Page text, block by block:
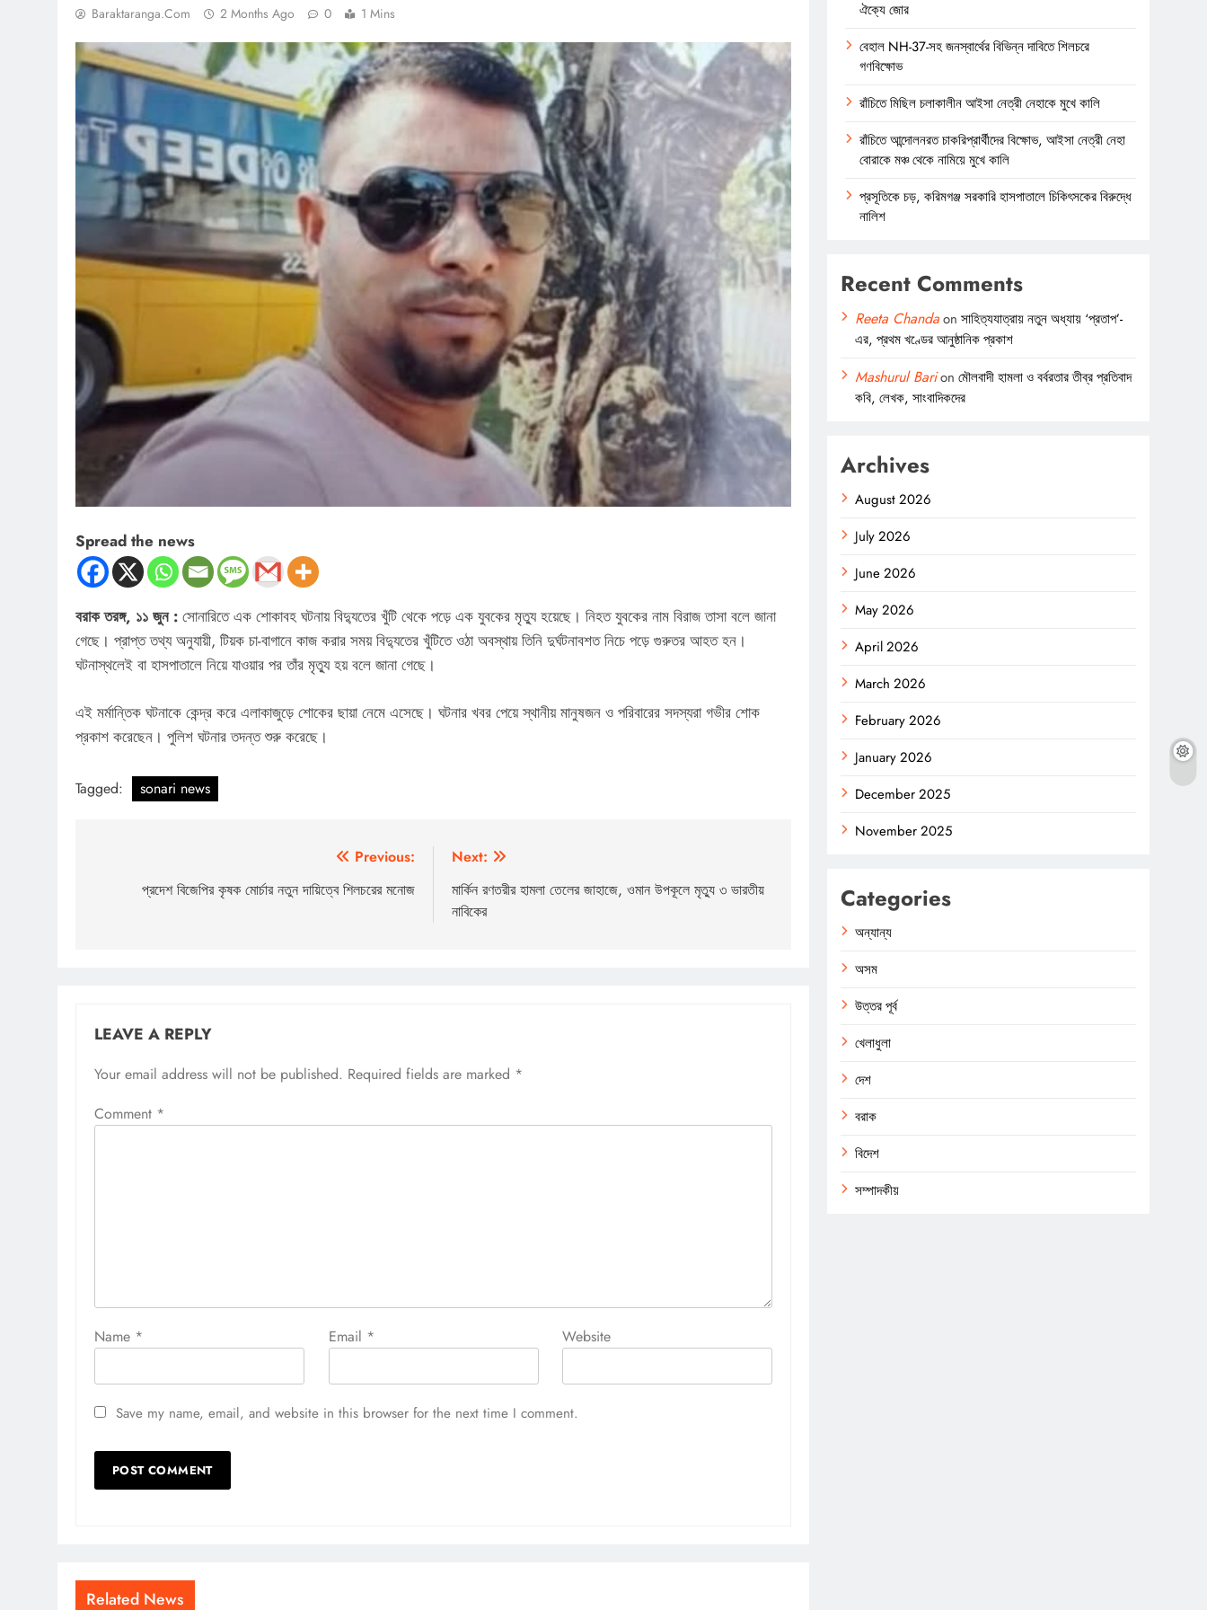
Baraktaranga.com 2 Months Ago 0 1 Mins
Spread the news
বরাক তরঙ্গ, ১১ জুন : সোনারিতে এক শোকাবহ ঘটনায় বিদ্যুতের খুঁটি থেকে পড়ে এক যুবকের মৃত্যু হয়েছে। নিহত যুবকের নাম বিরাজ তাসা বলে জানা
গেছে। প্রাপ্ত তথ্য অনুযায়ী, টিয়ক চা-বাগানে কাজ করার সময় বিদ্যুতের খুঁটিতে ওঠা অবস্থায় তিনি দুর্ঘটনাবশত নিচে পড়ে গুরুতর আহত হন।
ঘটনাস্থলেই বা হাসপাতালে নিয়ে যাওয়ার পর তাঁর মৃত্যু হয় বলে জানা গেছে।
এই মর্মান্তিক ঘটনাকে কেন্দ্র করে এলাকাজুড়ে শোকের ছায়া নেমে এসেছে। ঘটনার খবর পেয়ে স্থানীয় মানুষজন ও পরিবারের সদস্যরা গভীর শোক
প্রকাশ করেছেন। পুলিশ ঘটনার তদন্ত শুরু করেছে।
Tagged: sonari news
navigation
Previous:
প্রদেশ বিজেপির কৃষক মোর্চার নতুন দায়িত্বে শিলচরের মনোজ
Next:
মার্কিন রণতরীর হামলা তেলের জাহাজে, ওমান উপকূলে মৃত্যু ৩ ভারতীয়
নাবিকের
LEAVE A REPLY
Your email address will not be published. Required fields are marked *
Comment *
Name * Email * Website
Save my name, email, and website in this browser for the next time I comment.
Related News
ঐক্যে জোর
বেহাল NH-37-সহ জনস্বার্থের বিভিন্ন দাবিতে শিলচরে
গণবিক্ষোভ
রাঁচিতে মিছিল চলাকালীন আইসা নেত্রী নেহাকে মুখে কালি
রাঁচিতে আন্দোলনরত চাকরিপ্রার্থীদের বিক্ষোভ, আইসা নেত্রী নেহা
বোরাকে মঞ্চ থেকে নামিয়ে মুখে কালি
প্রসূতিকে চড়, করিমগঞ্জ সরকারি হাসপাতালে চিকিৎসকের বিরুদ্ধে
নালিশ
Recent Comments
Reeta Chandaonসাহিত্যযাত্রায় নতুন অধ্যায় ‘প্রতাপ’-
এর, প্রথম খণ্ডের আনুষ্ঠানিক প্রকাশ
Mashurul Barionমৌলবাদী হামলা ও বর্বরতার তীব্র প্রতিবাদ
কবি, লেখক, সাংবাদিকদের
Archives
August 2026
July 2026
June 2026
May 2026
April 2026
March 2026
February 2026
January 2026
December 2025
November 2025
Categories
অন্যান্য
অসম
উত্তর পূর্ব
খেলাধুলা
দেশ
বরাক
বিদেশ
সম্পাদকীয়